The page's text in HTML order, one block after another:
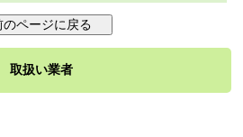
取扱い業者